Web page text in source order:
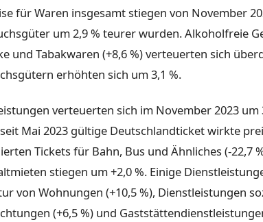
für Waren insgesamt stiegen von November
um 2,9 % teurer wurden. Alkoholfreie
und Tabakwaren (+8,6 %) verteuerten sich
erhöhten sich um 3,1 %.
verteuerten sich im November 2023 um
Mai 2023 gültige Deutschlandticket wirkte
Tickets für Bahn, Bus und Ähnliches (-22,7
stiegen um +2,0 %. Einige
von Wohnungen (+10,5 %), Dienstleistungen
(+6,5 %) und